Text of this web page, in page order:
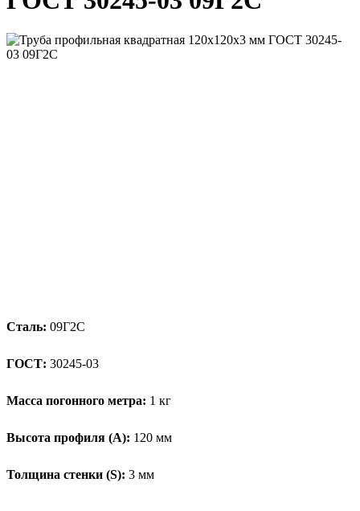
Сталь: 09Г2С
ГОСТ: 30245-03
Масса погонного метра: 1 кг
Высота профиля (А): 120 мм
Толщина стенки (S): 3 мм